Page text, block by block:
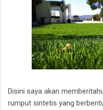
Disini saya akan
rumput sintetis yang